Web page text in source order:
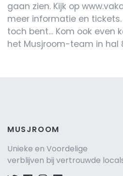
gaan zien. Kijk op
meer informatie en tickets.
toch bent… Kom ook even
het Musjroom-team in hal
MUSJROOM
Unieke en Voordelige
verblijven bij vertrouwde